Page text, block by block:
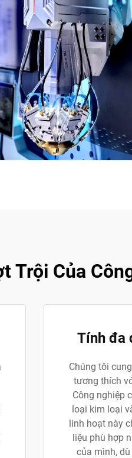
Trội Của
Tính đa
Chúng tôi
tương thích
Công nghiệp
loại kim loại
linh hoạt này
liệu phù hợp
của mình,